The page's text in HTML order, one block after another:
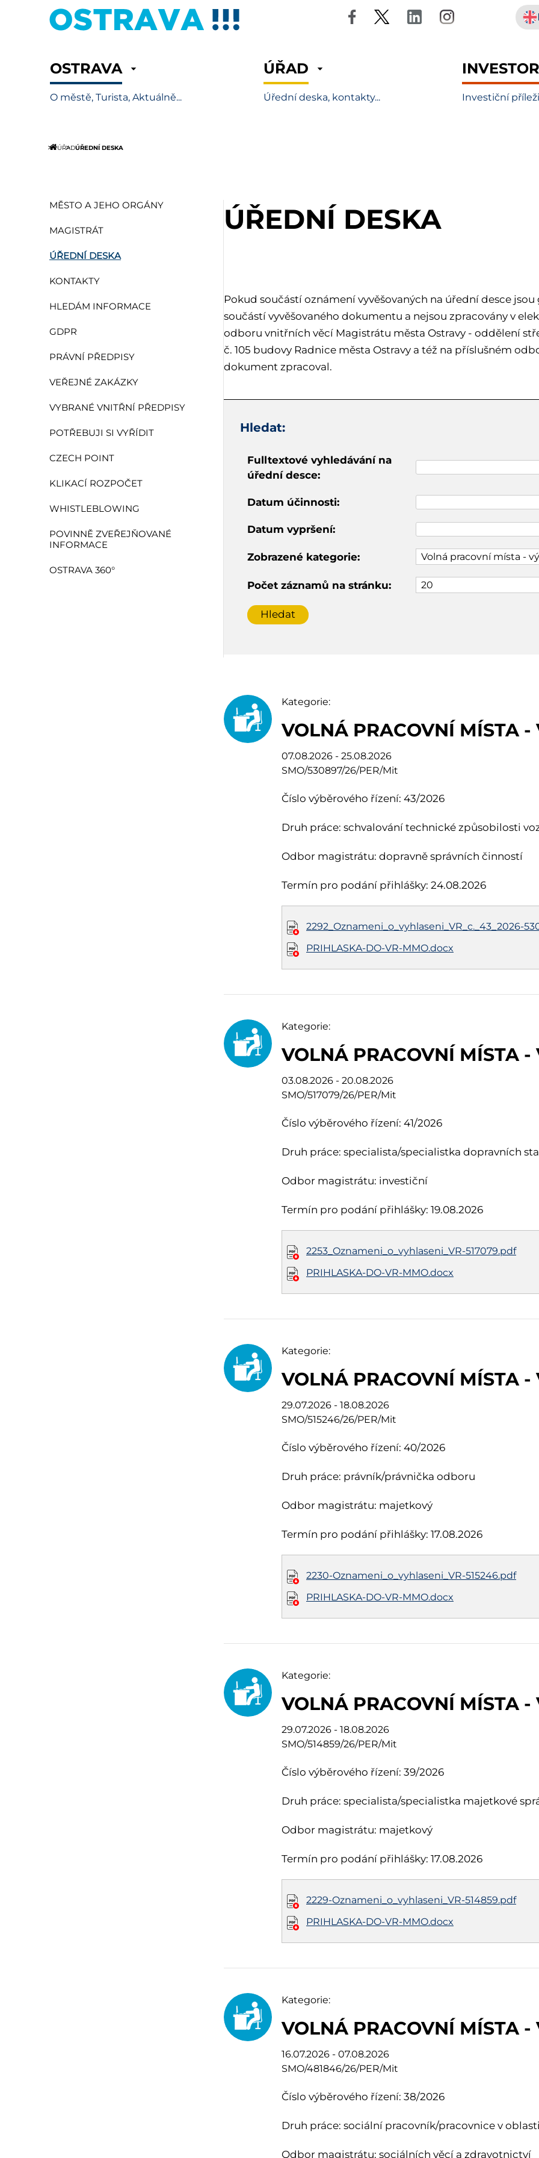
OSTRAVA
O městě, Turista, Aktuálně...
ÚŘAD
Úřední deska, kontakty...
INVESTOR
Investiční
ÚŘADÚŘEDNÍ DESKA
MĚSTO A JEHO ORGÁNY
MAGISTRÁT
ÚŘEDNÍ DESKA
KONTAKTY
HLEDÁM INFORMACE
GDPR
PRÁVNÍ PŘEDPISY
VEŘEJNÉ ZAKÁZKY
VYBRANÉ VNITŘNÍ PŘEDPISY
POTŘEBUJI SI VYŘÍDIT
CZECH POINT
KLIKACÍ ROZPOČET
WHISTLEBLOWING
POVINNĚ ZVEŘEJŇOVANÉ
INFORMACE
OSTRAVA 360°
ÚŘEDNÍ DESKA
Pokud součástí oznámení vyvěšovaných na úřední desce
součástí vyvěšovaného dokumentu a nejsou zpracovány v
odboru vnitřních věcí Magistrátu města Ostravy - oddělení
č. 105 budovy Radnice města Ostravy a též na příslušném
dokument zpracoval.
Hledat:
Fulltextové vyhledávání na
úřední desce:
Datum účinnosti:
Datum vypršení:
Zobrazené kategorie:
Počet záznamů na stránku:
Kategorie:
VOLNÁ PRACOVNÍ MÍSTA -
07.08.2026 - 25.08.2026
SMO/530897/26/PER/Mit
Číslo výběrového řízení: 43/2026
Druh práce: schvalování technické způsobilosti
Odbor magistrátu: dopravně správních činností
Termín pro podání přihlášky: 24.08.2026
2292_Oznameni_o_vyhlaseni_VR_c._43_2026-
PRIHLASKA-DO-VR-MMO.docx
Kategorie:
VOLNÁ PRACOVNÍ MÍSTA -
03.08.2026 - 20.08.2026
SMO/517079/26/PER/Mit
Číslo výběrového řízení: 41/2026
Druh práce: specialista/specialistka dopravních
Odbor magistrátu: investiční
Termín pro podání přihlášky: 19.08.2026
2253_Oznameni_o_vyhlaseni_VR-517079.pdf
PRIHLASKA-DO-VR-MMO.docx
Kategorie:
VOLNÁ PRACOVNÍ MÍSTA -
29.07.2026 - 18.08.2026
SMO/515246/26/PER/Mit
Číslo výběrového řízení: 40/2026
Druh práce: právník/právnička odboru
Odbor magistrátu: majetkový
Termín pro podání přihlášky: 17.08.2026
2230-Oznameni_o_vyhlaseni_VR-515246.pdf
PRIHLASKA-DO-VR-MMO.docx
Kategorie:
VOLNÁ PRACOVNÍ MÍSTA -
29.07.2026 - 18.08.2026
SMO/514859/26/PER/Mit
Číslo výběrového řízení: 39/2026
Druh práce: specialista/specialistka majetkové
Odbor magistrátu: majetkový
Termín pro podání přihlášky: 17.08.2026
2229-Oznameni_o_vyhlaseni_VR-514859.pdf
PRIHLASKA-DO-VR-MMO.docx
Kategorie:
VOLNÁ PRACOVNÍ MÍSTA -
16.07.2026 - 07.08.2026
SMO/481846/26/PER/Mit
Číslo výběrového řízení: 38/2026
Druh práce: sociální pracovník/pracovnice v
Odbor magistrátu: sociálních věcí a zdravotnictví